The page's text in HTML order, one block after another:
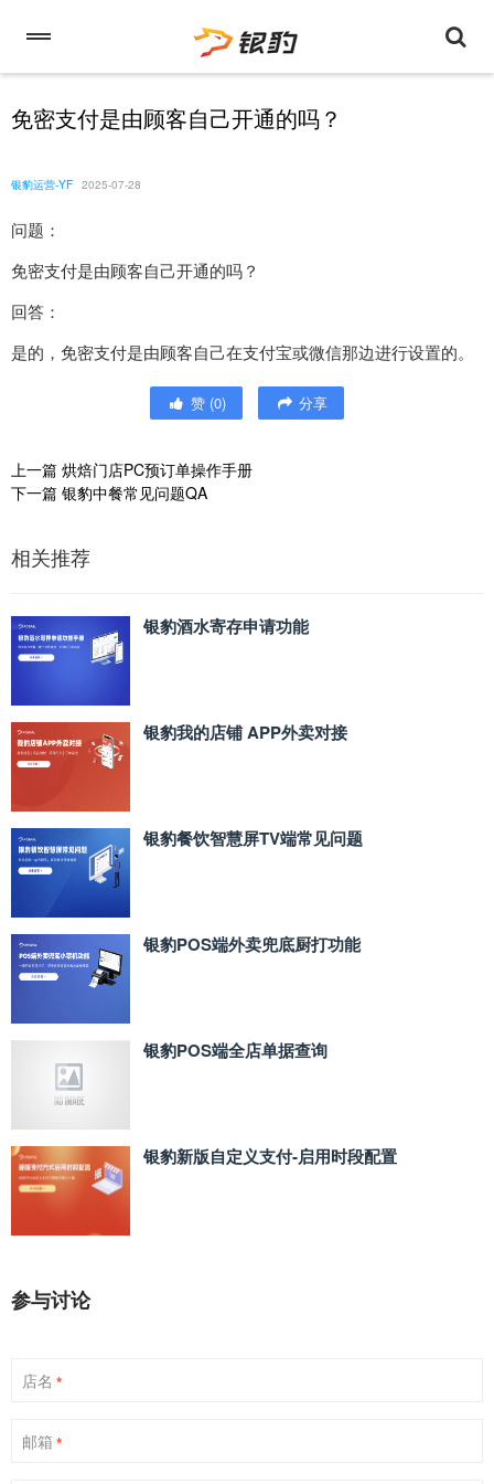
免密支付是由顾客自己开通的吗？
银豹运营-YF 2025-07-28
问题：
免密支付是由顾客自己开通的吗？
回答：
是的，免密支付是由顾客自己在支付宝或微信那边进行设置的。
赞 (0) 分享
上一篇 烘焙门店PC预订单操作手册
下一篇 银豹中餐常见问题QA
相关推荐
银豹酒水寄存申请功能
银豹我的店铺 APP外卖对接
银豹餐饮智慧屏TV端常见问题
银豹POS端外卖兜底厨打功能
银豹POS端全店单据查询
银豹新版自定义支付‑启用时段配置
参与讨论
店名 *
邮箱 *